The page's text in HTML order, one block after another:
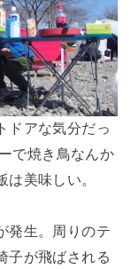
ドアな気分だっ
で焼き鳥なんか
は美味しい。
発生。周りのテ
子が飛ばされる